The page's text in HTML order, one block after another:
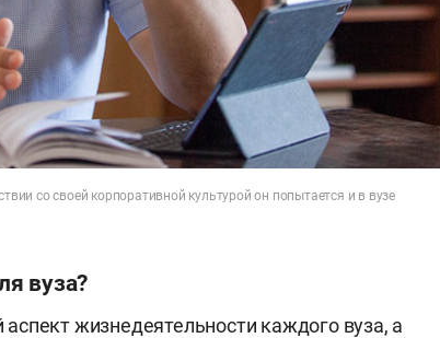
со своей корпоративной культурой он попытается и в вузе
вуза?
жизнедеятельности каждого вуза, а